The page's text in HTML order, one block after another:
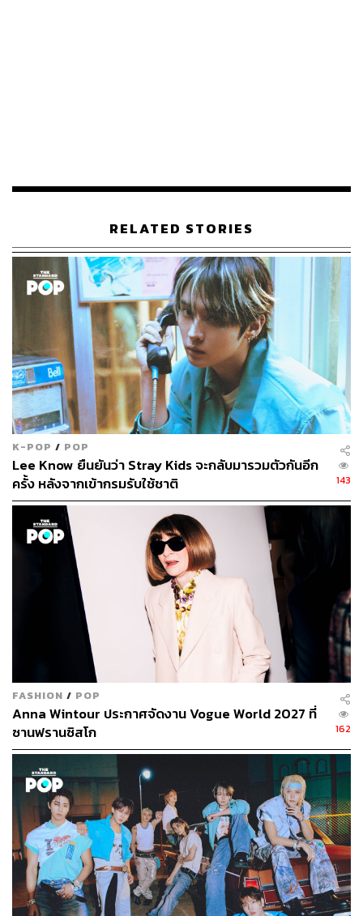
RELATED STORIES
K-POP / POP
Lee Know ยืนยันว่า Stray Kids จะกลับมารวมตัวกันอีก
ครั้ง หลังจากเข้ากรมรับใช้ชาติ
143
FASHION / POP
Anna Wintour ประกาศจัดงาน Vogue World 2027 ที่
ซานฟรานซิสโก
162